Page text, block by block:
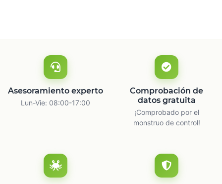
Asesoramiento experto
Lun-Vie: 08:00-17:00
Comprobación de
datos gratuita
¡Comprobado por el
monstruo de control!